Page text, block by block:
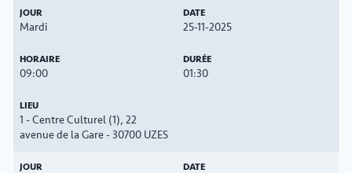
Mardi 25-11-2025
09:00 01:30
1 - Centre Culturel (1), 22
avenue de la Gare - 30700 UZES